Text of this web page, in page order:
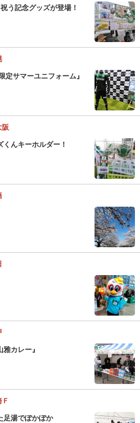
う記念グッズが登場！
定サマーユニフォーム』
んキーホルダー！
カレー』
足湯でぽかぽか